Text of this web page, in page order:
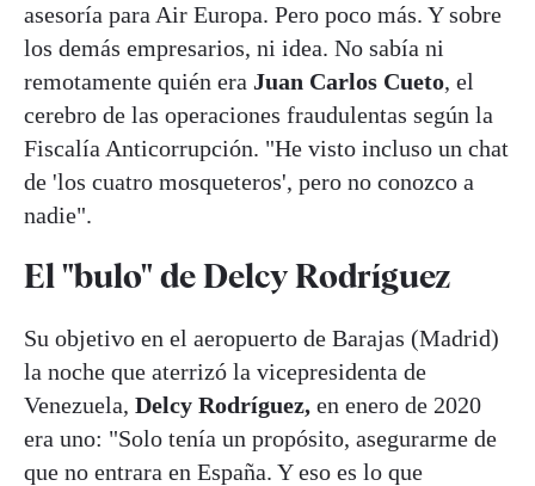
asesoría para Air Europa. Pero poco más. Y sobre
los demás empresarios, ni idea. No sabía ni
remotamente quién era Juan Carlos Cueto, el
cerebro de las operaciones fraudulentas según la
Fiscalía Anticorrupción. "He visto incluso un chat
de 'los cuatro mosqueteros', pero no conozco a
nadie".
El "bulo" de Delcy Rodríguez
Su objetivo en el aeropuerto de Barajas (Madrid)
la noche que aterrizó la vicepresidenta de
Venezuela, Delcy Rodríguez, en enero de 2020
era uno: "Solo tenía un propósito, asegurarme de
que no entrara en España. Y eso es lo que